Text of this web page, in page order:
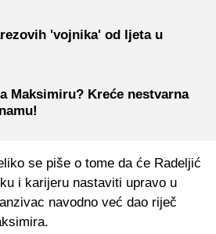
'vojnika' od ljeta u
Maksimiru? Kreće nestvarna
se piše o tome da će Radeljić
i karijeru nastaviti upravo u
navodno već dao riječ